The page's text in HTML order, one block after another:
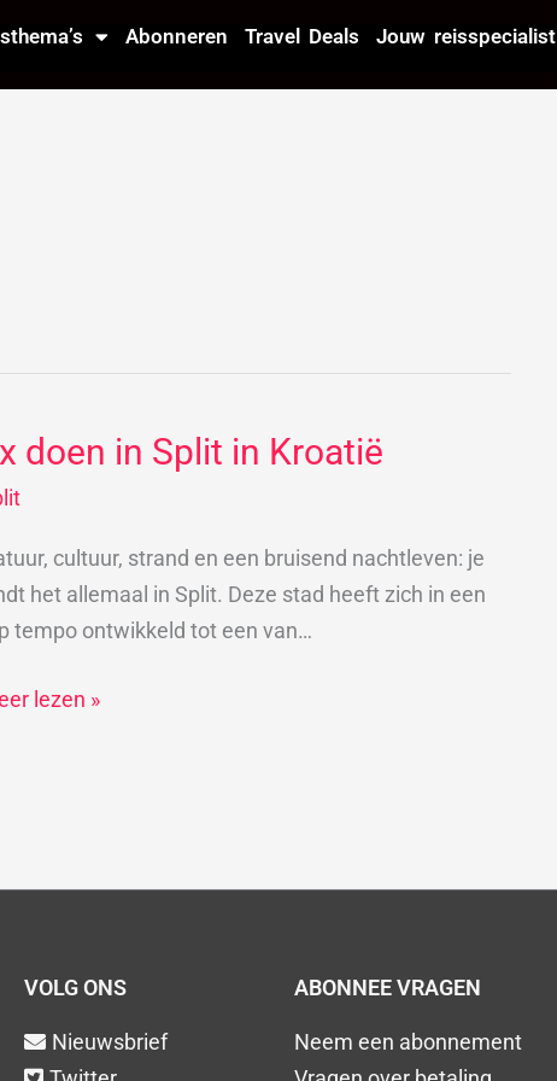
Abonneren Travel Deals
Jouw reisspecialist
doen in Split in Kroatië
cultuur, strand en een bruisend nachtleven: je
het allemaal in Split. Deze stad heeft zich in een
tempo ontwikkeld tot een van…
lezen »
VOLG ONS
Nieuwsbrief
ABONNEE VRAGEN
Neem een abonnement